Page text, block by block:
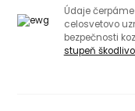
Údaje
celosvetovo
bezpečnosti
stupeň